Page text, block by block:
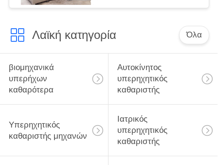
Λαϊκή κατηγορία Όλα
βιομηχανικά
υπερήχων
καθαρότερα
Αυτοκίνητος
υπερηχητικός
καθαριστής
Υπερηχητικός
καθαριστής μηχανών
Ιατρικός
υπερηχητικός
καθαριστής